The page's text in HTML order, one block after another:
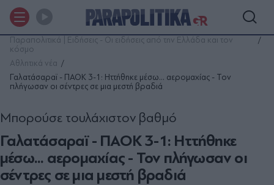
Παραπολιτικά | Ειδήσεις - Οι ειδήσεις από την Ελλάδα και τον
κόσμο
Αθλητικά νέα
Γαλατάσαραϊ - ΠΑΟΚ 3-1: Ηττήθηκε μέσω... αερομαχίας - Τον
πλήγωσαν οι σέντρες σε μια μεστή βραδιά
Γαλατάσαραϊ - ΠΑΟΚ 3-1: Ηττήθηκε
μέσω... αερομαχίας - Τον πλήγωσαν οι
σέντρες σε μια μεστή βραδιά
Μπορούσε τουλάχιστον βαθμό